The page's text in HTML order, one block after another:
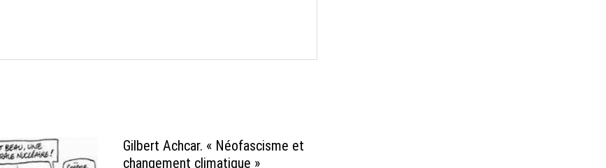
Gilbert Achcar. « Néofascisme et
changement climatique »